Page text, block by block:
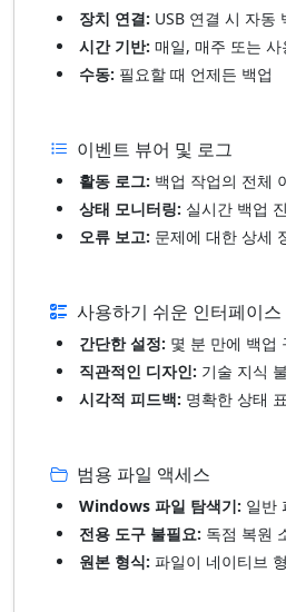
장치 연결: USB 연결 시 자동
시간 기반: 매일, 매주 또는 사
수동: 필요할 때 언제든 백업
이벤트 뷰어 및 로그
활동 로그: 백업 작업의 전체
상태 모니터링: 실시간 백업
오류 보고: 문제에 대한 상세
사용하기 쉬운 인터페이스
간단한 설정: 몇 분 만에 백업
직관적인 디자인: 기술 지식
시각적 피드백: 명확한 상태
범용 파일 액세스
Windows 파일 탐색기: 일반
전용 도구 불필요: 독점 복원
원본 형식: 파일이 네이티브